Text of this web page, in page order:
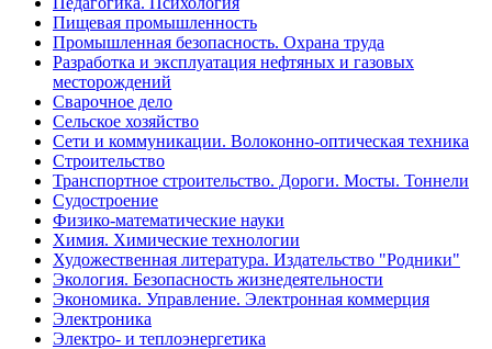
Пищевая промышленность
Промышленная безопасность. Охрана труда
Разработка и эксплуатация нефтяных и газовых
месторождений
Сварочное дело
Сельское хозяйство
Сети и коммуникации. Волоконно-оптическая техника
Строительство
Транспортное строительство. Дороги. Мосты. Тоннели
Судостроение
Физико-математические науки
Химия. Химические технологии
Художественная литература. Издательство "Родники"
Экология. Безопасность жизнедеятельности
Экономика. Управление. Электронная коммерция
Электроника
Электро- и теплоэнергетика